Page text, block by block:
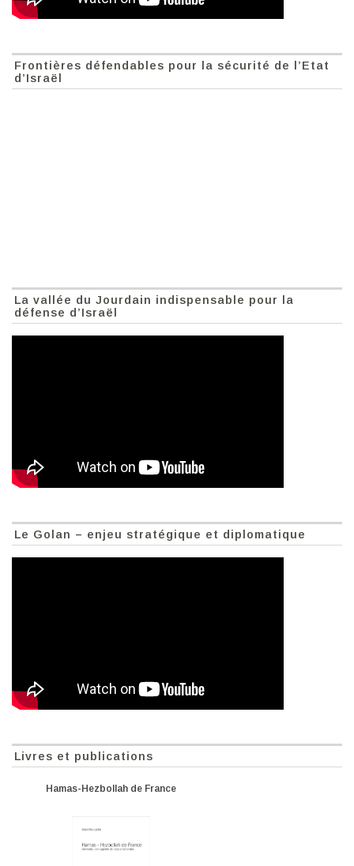
Frontières défendables pour la sécurité de l’Etat
d’Israël
La vallée du Jourdain indispensable pour la
défense d’Israël
Le Golan – enjeu stratégique et diplomatique
Livres et publications
Hamas-Hezbollah de France